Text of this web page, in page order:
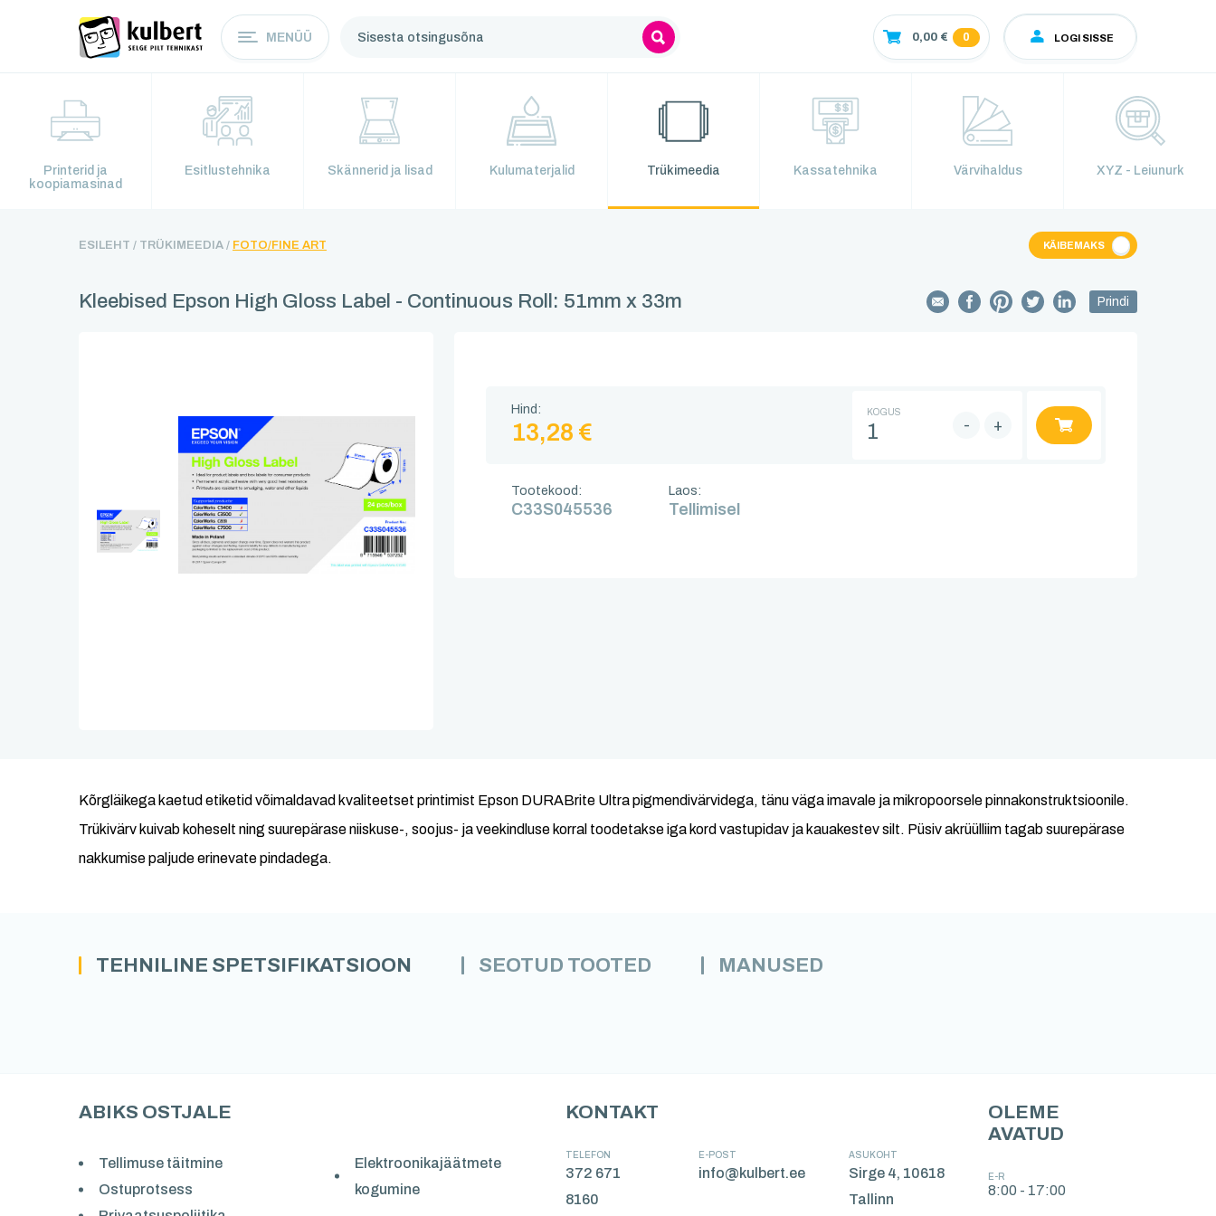
MENÜÜ 0,00 € 0 LOGI SISSE
Printerid ja
koopiamasinad
Esitlustehnika Skännerid ja lisad Kulumaterjalid Trükimeedia Kassatehnika Värvihaldus XYZ - Leiunurk
ESILEHT / TRÜKIMEEDIA / FOTO/FINE ART KÄIBEMAKS
Kleebised Epson High Gloss Label - Continuous Roll: 51mm x 33m Prindi
Hind:
13,28 €
KOGUS
- +
Tootekood:
C33S045536
Laos:
Tellimisel
Kõrgläikega kaetud etiketid võimaldavad kvaliteetset printimist Epson DURABrite Ultra pigmendivärvidega, tänu väga imavale ja mikropoorsele pinnakonstruktsioonile.
Trükivärv kuivab koheselt ning suurepärase niiskuse-, soojus- ja veekindluse korral toodetakse iga kord vastupidav ja kauakestev silt. Püsiv akrüülliim tagab suurepärase
nakkumise paljude erinevate pindadega.
TEHNILINE SPETSIFIKATSIOON SEOTUD TOOTED MANUSED
ABIKS OSTJALE
Tellimuse täitmine
Ostuprotsess
Elektroonikajäätmete
kogumine
KONTAKT
TELEFON
372 671
8160
E-POST
info@kulbert.ee
ASUKOHT
Sirge 4, 10618
Tallinn
OLEME
AVATUD
E-R
8:00 - 17:00